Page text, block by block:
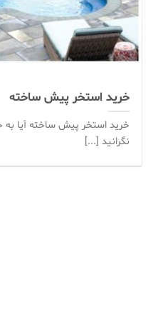
خرید استخر پیش ساخته
خرید استخر پیش ساخته آیا به
نگرانید [...]